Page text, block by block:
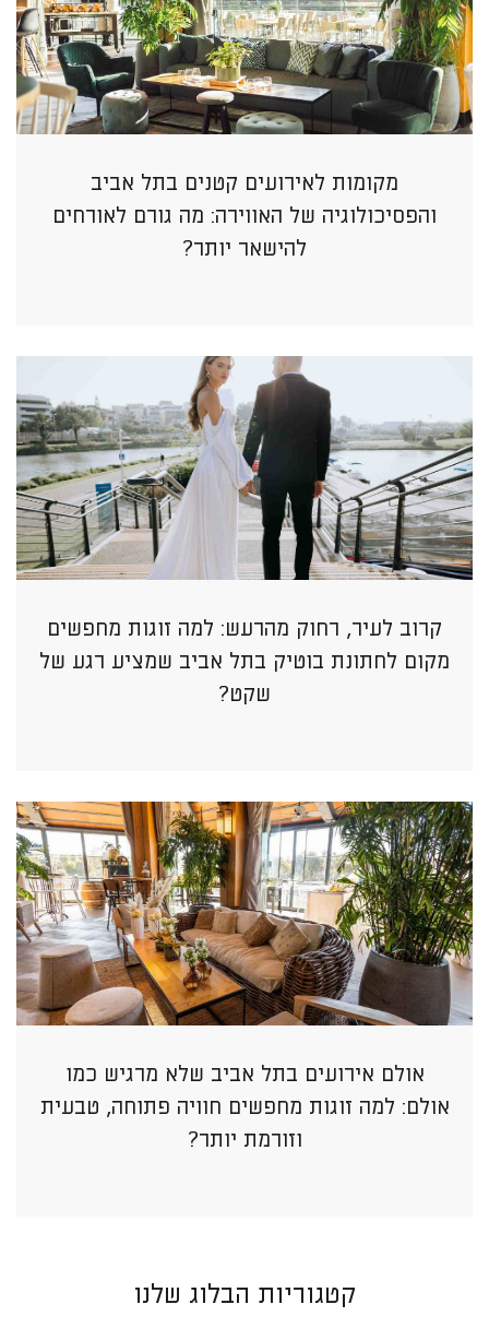
מקומות לאירועים קטנים בתל אביב
והפסיכולוגיה של האווירה: מה גורם לאורחים
להישאר יותר?
קרוב לעיר, רחוק מהרעש: למה זוגות מחפשים
מקום לחתונת בוטיק בתל אביב שמציע רגע של
שקט?
אולם אירועים בתל אביב שלא מרגיש כמו
אולם: למה זוגות מחפשים חוויה פתוחה, טבעית
וזורמת יותר?
קטגוריות הבלוג שלנו